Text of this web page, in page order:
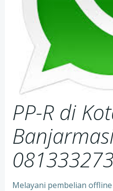
PP-R di
Melayani pembelian